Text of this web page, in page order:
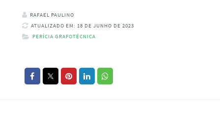
RAFAEL PAULINO
ATUALIZADO EM: 18 DE JUNHO DE 2023
PERÍCIA GRAFOTÉCNICA